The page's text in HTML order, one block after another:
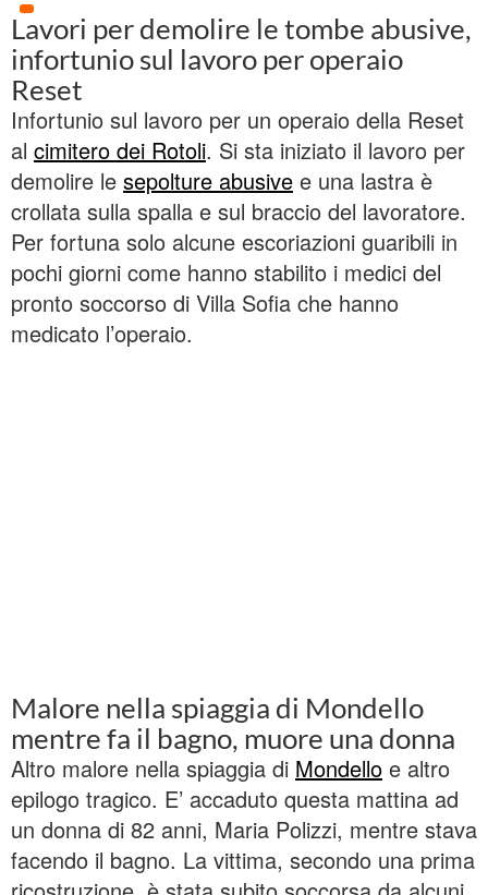
Lavori per demolire le tombe abusive,
infortunio sul lavoro per operaio
Reset
Infortunio sul lavoro per un operaio della Reset
al cimitero dei Rotoli. Si sta iniziato il lavoro per
demolire le sepolture abusive e una lastra è
crollata sulla spalla e sul braccio del lavoratore.
Per fortuna solo alcune escoriazioni guaribili in
pochi giorni come hanno stabilito i medici del
pronto soccorso di Villa Sofia che hanno
medicato l’operaio.
Malore nella spiaggia di Mondello
mentre fa il bagno, muore una donna
Altro malore nella spiaggia di Mondello e altro
epilogo tragico. E’ accaduto questa mattina ad
un donna di 82 anni, Maria Polizzi, mentre stava
facendo il bagno. La vittima, secondo una prima